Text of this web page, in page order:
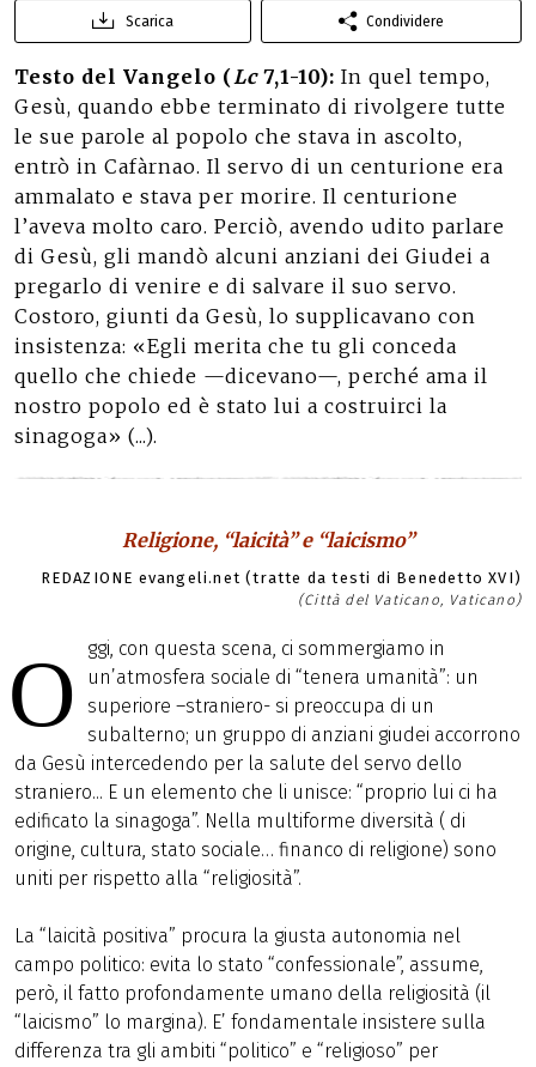
Scarica Condividere
Testo del Vangelo (Lc7,1-10): In quel tempo,
Gesù, quando ebbe terminato di rivolgere tutte
le sue parole al popolo che stava in ascolto,
entrò in Cafàrnao. Il servo di un centurione era
ammalato e stava per morire. Il centurione
l’aveva molto caro. Perciò, avendo udito parlare
di Gesù, gli mandò alcuni anziani dei Giudei a
pregarlo di venire e di salvare il suo servo.
Costoro, giunti da Gesù, lo supplicavano con
insistenza: «Egli merita che tu gli conceda
quello che chiede —dicevano—, perché ama il
nostro popolo ed è stato lui a costruirci la
sinagoga» (...).
Religione, “laicità” e “laicismo”
REDAZIONE evangeli.net (tratte da testi di Benedetto XVI)
(Città del Vaticano, Vaticano)
O
ggi, con questa scena, ci sommergiamo in
un’atmosfera sociale di “tenera umanità”: un
superiore –straniero- si preoccupa di un
subalterno; un gruppo di anziani giudei accorrono
da Gesù intercedendo per la salute del servo dello
straniero... E un elemento che li unisce: “proprio lui ci ha
edificato la sinagoga”. Nella multiforme diversità ( di
origine, cultura, stato sociale… financo di religione) sono
uniti per rispetto alla “religiosità”.
La “laicità positiva” procura la giusta autonomia nel
campo politico: evita lo stato “confessionale”, assume,
però, il fatto profondamente umano della religiosità (il
“laicismo” lo margina). E’ fondamentale insistere sulla
differenza tra gli ambiti “politico” e “religioso” per